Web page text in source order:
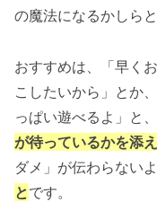
の魔法になるかしら
おすすめは、「早く
こしたいから」とか
っぱい遊べるよ」と
が待っているかを添
ダメ」が伝わらないよ
とです。